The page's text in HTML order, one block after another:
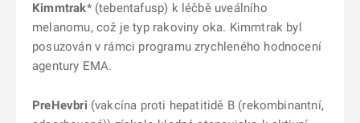
Kimmtrak* (tebentafusp) k léčbě uveálního
melanomu, což je typ rakoviny oka. Kimmtrak byl
posuzován v rámci programu zrychleného hodnocení
agentury EMA.
PreHevbri (vakcína proti hepatitidě B (rekombinantní,